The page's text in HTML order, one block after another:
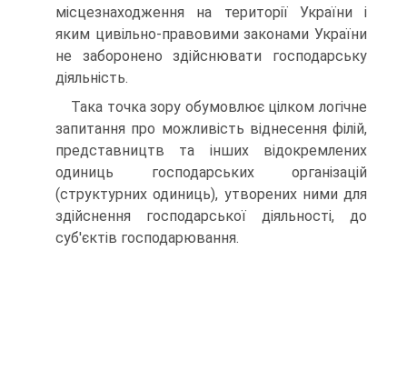
міс­цезнаходження на території України і
яким цивільно-правовими законами України
не заборонено здійснювати господарську
діяль­ність.
Така точка зору обумовлює цілком логічне
за­питання про можливість віднесення філій,
представ­ництв та інших відокремлених
одиниць господарських організацій
(структурних одиниць), утворених ними для
здійснення господарської діяльності, до
суб'єктів господарювання.